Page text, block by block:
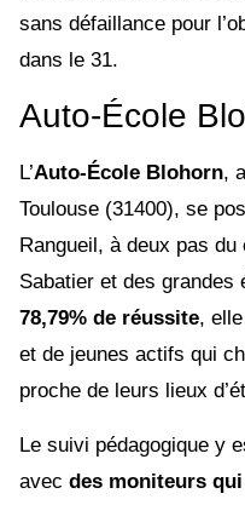
sans défaillance pour
dans le 31.
Auto-École
L’Auto-École Blohorn,
Toulouse (31400), se
Rangueil, à deux pas
Sabatier et des grandes
78,79% de réussite,
et de jeunes actifs qui
proche de leurs lieux
Le suivi pédagogique y
avec des moniteurs